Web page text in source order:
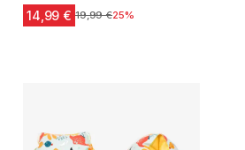
14,99 € Αρχική τιμή
19,99 €25%